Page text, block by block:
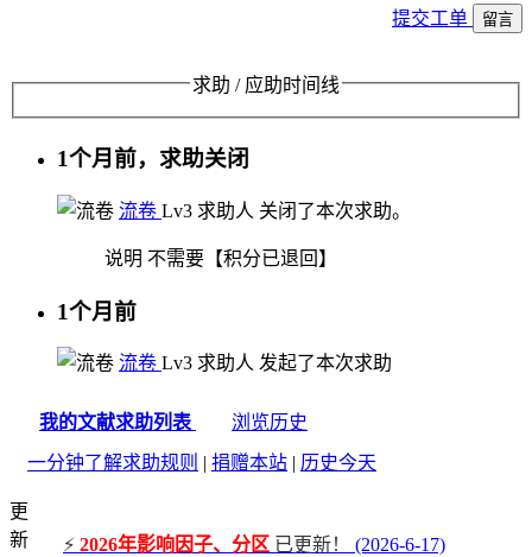
提交工单 留言
求助 / 应助时间线
1个月前，求助关闭
流卷 Lv3 求助人 关闭了本次求助。
说明 不需要【积分已退回】
1个月前
流卷 Lv3 求助人 发起了本次求助
我的文献求助列表
浏览历史
一分钟了解求助规则
捐赠本站 历史今天
更
新
⚡ 2026年影响因子、分区 已更新！
(2026-6-17)